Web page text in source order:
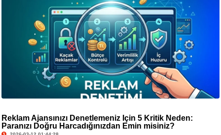
Reklam Ajansınızı Denetlemeniz İçin 5 Kritik Neden:
Paranızı Doğru Harcadığınızdan Emin misiniz?